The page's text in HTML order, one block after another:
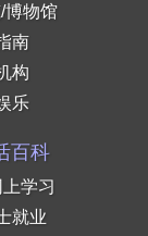
博物馆
南
构
乐
百科
学习
就业